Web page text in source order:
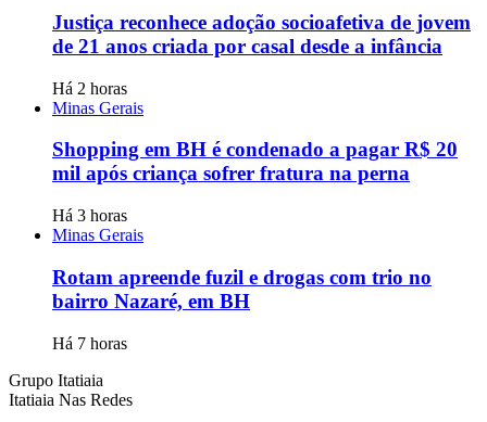
Justiça reconhece adoção socioafetiva de jovem
de 21 anos criada por casal desde a infância
Há 2 horas
Minas Gerais
Shopping em BH é condenado a pagar R$ 20
mil após criança sofrer fratura na perna
Há 3 horas
Minas Gerais
Rotam apreende fuzil e drogas com trio no
bairro Nazaré, em BH
Há 7 horas
Grupo Itatiaia
Itatiaia Nas Redes